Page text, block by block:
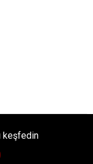
keşfedin